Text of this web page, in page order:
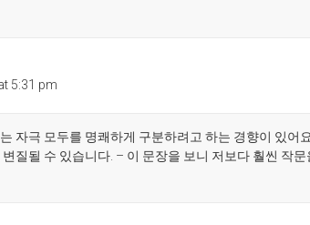
5:31 pm
자극 모두를 명쾌하게 구분하려고 하는 경향이 있어
질될 수 있습니다. – 이 문장을 보니 저보다 훨씬 작